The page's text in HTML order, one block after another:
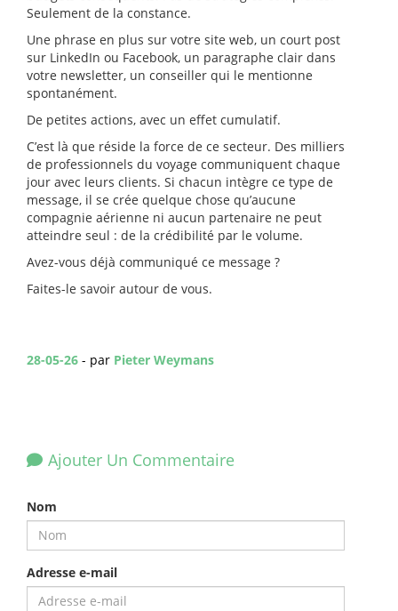
Seulement de la constance.
Une phrase en plus sur votre site web, un court post
sur LinkedIn ou Facebook, un paragraphe clair dans
votre newsletter, un conseiller qui le mentionne
spontanément.
De petites actions, avec un effet cumulatif.
C’est là que réside la force de ce secteur. Des milliers
de professionnels du voyage communiquent chaque
jour avec leurs clients. Si chacun intègre ce type de
message, il se crée quelque chose qu’aucune
compagnie aérienne ni aucun partenaire ne peut
atteindre seul : de la crédibilité par le volume.
Avez-vous déjà communiqué ce message ?
Faites-le savoir autour de vous.
28-05-26 - par Pieter Weymans
Ajouter Un Commentaire
Nom
Adresse e-mail